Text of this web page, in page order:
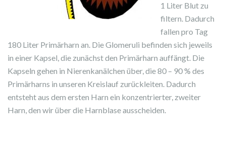
1 Liter Blut zu
filtern. Dadurch
fallen pro Tag
180 Liter Primärharn an. Die Glomeruli befinden sich jeweils
in einer Kapsel, die zunächst den Primärharn auffängt. Die
Kapseln gehen in Nierenkanälchen über, die 80 – 90 % des
Primärharns in unseren Kreislauf zurückleiten. Dadurch
entsteht aus dem ersten Harn ein konzentrierter, zweiter
Harn, den wir über die Harnblase ausscheiden.